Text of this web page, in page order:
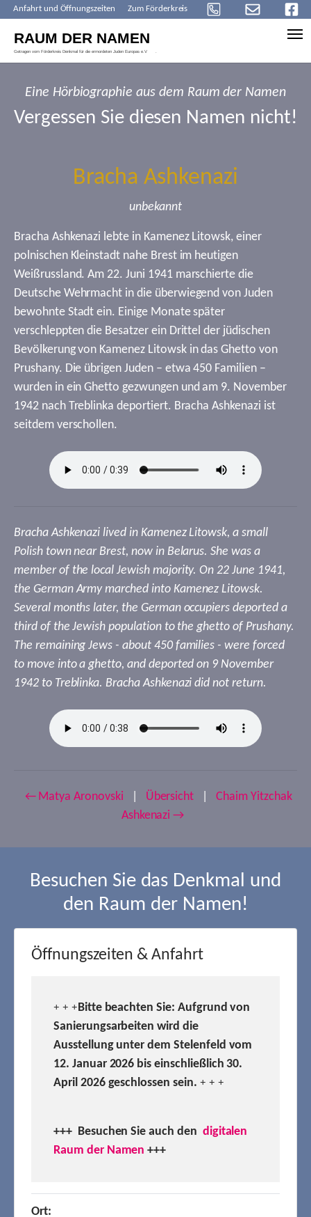
Anfahrt und Öffnungszeiten Zum Förderkreis
Eine Hörbiographie aus dem Raum der Namen
Vergessen Sie diesen Namen nicht!
Bracha Ashkenazi
unbekannt
Bracha Ashkenazi lebte in Kamenez Litowsk, einer
polnischen Kleinstadt nahe Brest im heutigen
Weißrussland. Am 22. Juni 1941 marschierte die
Deutsche Wehrmacht in die überwiegend von Juden
bewohnte Stadt ein. Einige Monate später
verschleppten die Besatzer ein Drittel der jüdischen
Bevölkerung von Kamenez Litowsk in das Ghetto von
Prushany. Die übrigen Juden – etwa 450 Familien –
wurden in ein Ghetto gezwungen und am 9. November
1942 nach Treblinka deportiert. Bracha Ashkenazi ist
seitdem verschollen.
Bracha Ashkenazi lived in Kamenez Litowsk, a small
Polish town near Brest, now in Belarus. She was a
member of the local Jewish majority. On 22 June 1941,
the German Army marched into Kamenez Litowsk.
Several months later, the German occupiers deported a
third of the Jewish population to the ghetto of Prushany.
The remaining Jews - about 450 families - were forced
to move into a ghetto, and deported on 9 November
1942 to Treblinka. Bracha Ashkenazi did not return.
← Matya Aronovski Übersicht
Chaim Yitzchak
Ashkenazi →
Besuchen Sie das Denkmal und
den Raum der Namen!
Öffnungszeiten & Anfahrt
+ + +Bitte beachten Sie: Aufgrund von
Sanierungsarbeiten wird die
Ausstellung unter dem Stelenfeld vom
12. Januar 2026 bis einschließlich 30.
April 2026 geschlossen sein. + + +
+++ Besuchen Sie auch den digitalen
Raum der Namen +++
Ort: